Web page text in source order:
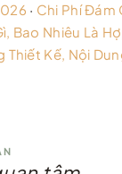
· Chi Phí Đám
Bao Nhiêu Là
Thiết Kế, Nội